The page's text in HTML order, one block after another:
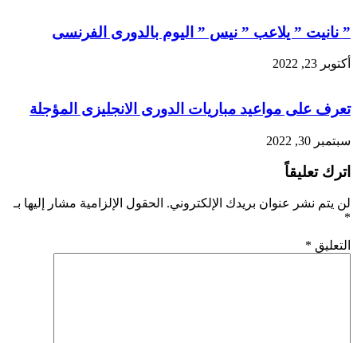
” نانيت ” يلاعب ” نيس ” اليوم بالدورى الفرنسى
أكتوبر 23, 2022
تعرف على مواعيد مباريات الدورى الانجليزى المؤجلة
سبتمبر 30, 2022
اترك تعليقاً
لن يتم نشر عنوان بريدك الإلكتروني. الحقول الإلزامية مشار إليها بـ
*
التعليق *